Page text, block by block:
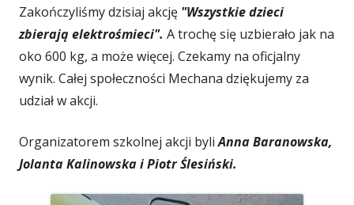
Zakończyliśmy dzisiaj akcję "Wszystkie dzieci
zbierają elektrośmieci". A trochę się uzbierało jak na
oko 600 kg, a może więcej. Czekamy na oficjalny
wynik. Całej społeczności Mechana dziękujemy za
udział w akcji.
Organizatorem szkolnej akcji byliAnna Baranowska,
Jolanta Kalinowska i Piotr Ślesiński.